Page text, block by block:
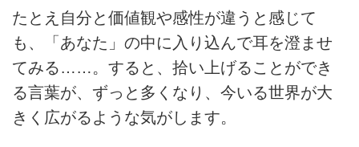
たとえ自分と価値観や感性が違うと感じて
も、「あなた」の中に入り込んで耳を澄ませ
てみる……。すると、拾い上げることができ
る言葉が、ずっと多くなり、今いる世界が大
きく広がるような気がします。